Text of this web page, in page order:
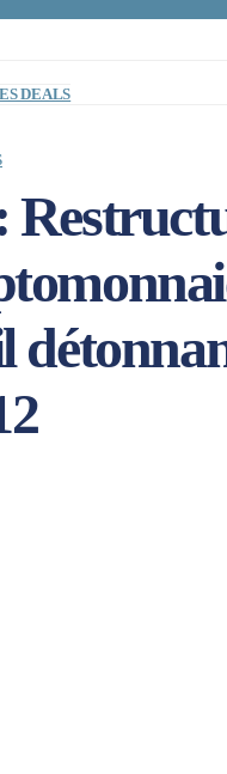
A REPRENDRE
DEALS